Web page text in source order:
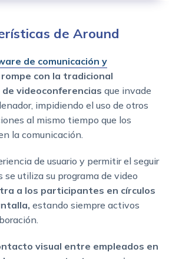
de Around
de comunicación y
rompe con la tradicional
videoconferencias que invade
impidiendo el uso de otros
al mismo tiempo que los
la comunicación.
de usuario y permitir el seguir
utiliza su programa de video
a los participantes en círculos
estando siempre activos
visual entre empleados en